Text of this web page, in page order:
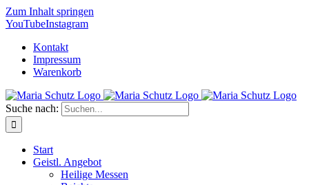
Zum Inhalt springen
YouTubeInstagram
Kontakt
Impressum
Warenkorb
Suche nach:
Start
Geistl. Angebot
Heilige Messen